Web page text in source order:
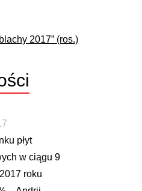
2017” (ros.)
płyt
w ciągu 9
roku